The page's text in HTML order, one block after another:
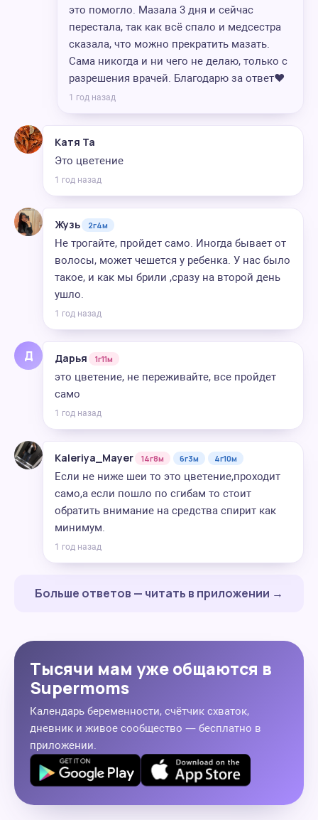
это помогло. Мазала 3 дня и сейчас
перестала, так как всё спало и медсестра
сказала, что можно прекратить мазать.
Сама никогда и ни чего не делаю, только с
разрешения врачей. Благодарю за ответ❤️
1 год назад
Катя Та
Это цветение
1 год назад
Жузь 2г4м
Не трогайте, пройдет само. Иногда бывает от
волосы, может чешется у ребенка. У нас было
такое, и как мы брили ,сразу на второй день
ушло.
1 год назад
Д Дарья 1г11м
это цветение, не переживайте, все пройдет
само
1 год назад
Kaleriya_Mayer 14г8м 6г3м 4г10м
Если не ниже шеи то это цветение,проходит
само,а если пошло по сгибам то стоит
обратить внимание на средства спирит как
минимум.
1 год назад
Больше ответов — читать в приложении →
Тысячи мам уже общаются в
Supermoms
Календарь беременности, счётчик схваток,
дневник и живое сообщество — бесплатно в
приложении.